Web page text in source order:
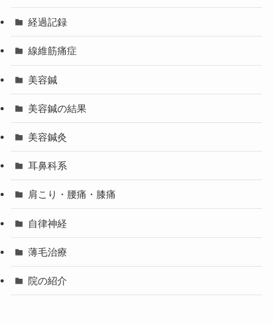
経過記録
線維筋痛症
美容鍼
美容鍼の結果
美容鍼灸
耳鼻科系
肩こり・腰痛・膝痛
自律神経
薄毛治療
院の紹介